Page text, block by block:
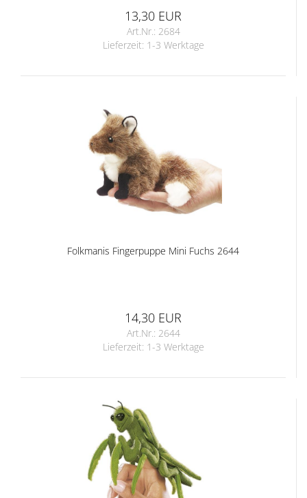
13,30 EUR
Art.Nr.: 2684
Lieferzeit: 1-3 Werktage
Folkmanis Fingerpuppe Mini Fuchs 2644
14,30 EUR
Art.Nr.: 2644
Lieferzeit: 1-3 Werktage